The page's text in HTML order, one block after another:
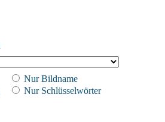
Nur Bildname
Nur Schlüsselwörter